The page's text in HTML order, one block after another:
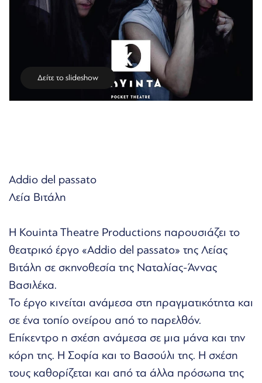
Δείτε το slideshow
Αddio del passato
Λεία Βιτάλη
Η Kouinta Theatre Productions παρουσιάζει το
θεατρικό έργο «Addio del passato» της Λείας
Βιτάλη σε σκηνοθεσία της Ναταλίας-Άννας
Βασιλέκα.
Το έργο κινείται ανάμεσα στη πραγματικότητα και
σε ένα τοπίο ονείρου από το παρελθόν.
Επίκεντρο η σχέση ανάμεσα σε μια μάνα και την
κόρη της. Η Σοφία και το Βασούλι της. Η σχέση
τους καθορίζεται και από τα άλλα πρόσωπα της